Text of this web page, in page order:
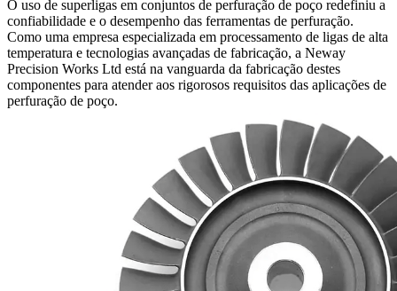
O uso de superligas em conjuntos de perfuração de poço redefiniu a
confiabilidade e o desempenho das ferramentas de perfuração.
Como uma empresa especializada em processamento de ligas de alta
temperatura e tecnologias avançadas de fabricação, a Neway
Precision Works Ltd está na vanguarda da fabricação destes
componentes para atender aos rigorosos requisitos das aplicações de
perfuração de poço.